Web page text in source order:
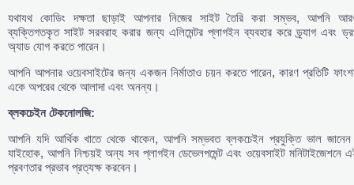
যথাযথ কোডিং দক্ষতা ছাড়াই আপনার নিজের সাইট তৈরি করা সম্ভব, আপনি
ব্যক্তিগতকৃত সাইট সরবরাহ করার জন্য এলিমেন্টর প্লাগইন ব্যবহার করে ড্র্যাগ এবং
অ্যাড যোগ করতে পারেন।
আপনি আপনার ওয়েবসাইটের জন্য একজন নির্মাতাও চয়ন করতে পারেন, কারণ প্রতিটি
একে অপরের থেকে আলাদা এবং অনন্য।
ব্লকচেইনটেকনোলজি:
আপনি যদি আর্থিক খাতে থেকে থাকেন, আপনি সম্ভবত ব্লকচেইন প্রযুক্তি ভাল
যাইহোক, আপনি নিশ্চয়ই অন্য সব প্লাগইন ডেভেলপমেন্ট এবং ওয়েবসাইট মনিটাইজেশনে
প্রবণতার প্রভাব প্রত্যক্ষ করবেন।